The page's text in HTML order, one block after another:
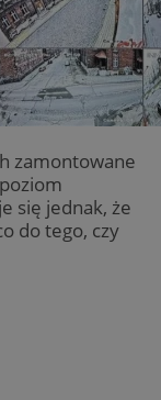
zamontowane
się jednak, że
do tego, czy